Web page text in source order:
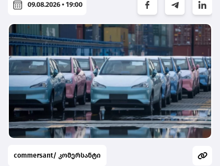
09.08.2026 • 19:00
commersant/ კომერსანტი